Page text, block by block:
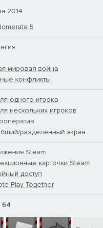
2014
5
мировая война
конфликты
одного игрока
нескольких игроков
разделённый экран
Steam
карточки Steam
доступ
Play Together
64